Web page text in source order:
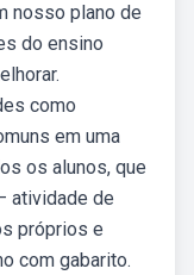
nosso plano de
do ensino
como
em uma
os alunos, que
atividade de
próprios e
com gabarito.